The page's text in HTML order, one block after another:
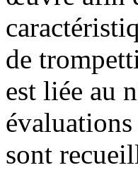
de
est liée au
sont